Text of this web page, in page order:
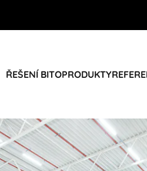
ŘEŠENÍ BITOPRODUKTY